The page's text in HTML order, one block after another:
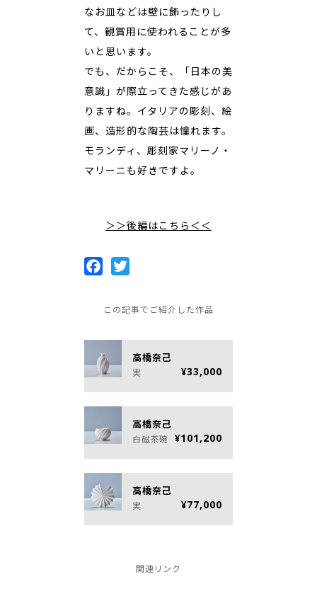
なお皿などは壁に飾ったりし
て、観賞用に使われることが多
いと思います。
でも、だからこそ、「日本の美
意識」が際立ってきた感じがあ
りますね。イタリアの彫刻、絵
画、造形的な陶芸は憧れます。
モランディ、彫刻家マリーノ・
マリーニも好きですよ。
＞＞後編はこちら＜＜
Facebook
この記事でご紹介した作品
高橋奈己
実 ¥33,000
高橋奈己
白磁茶碗 ¥101,200
高橋奈己
実 ¥77,000
関連リンク